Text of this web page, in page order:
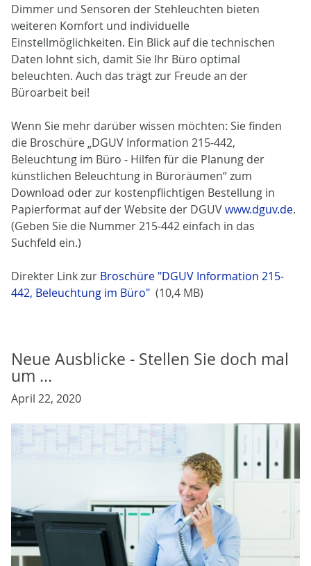
Dimmer und Sensoren der Stehleuchten bieten
weiteren Komfort und individuelle
Einstellmöglichkeiten. Ein Blick auf die technischen
Daten lohnt sich, damit Sie Ihr Büro optimal
beleuchten. Auch das trägt zur Freude an der
Büroarbeit bei!
Wenn Sie mehr darüber wissen möchten: Sie finden
die Broschüre „DGUV Information 215-442,
Beleuchtung im Büro - Hilfen für die Planung der
künstlichen Beleuchtung in Büroräumen“ zum
Download oder zur kostenpflichtigen Bestellung in
Papierformat auf der Website der DGUVwww.dguv.de.
(Geben Sie die Nummer 215-442 einfach in das
Suchfeld ein.)
Direkter Link zur Broschüre "DGUV Information 215-
442, Beleuchtung im Büro" (10,4 MB)
Neue Ausblicke - Stellen Sie doch mal
um ...
April 22, 2020